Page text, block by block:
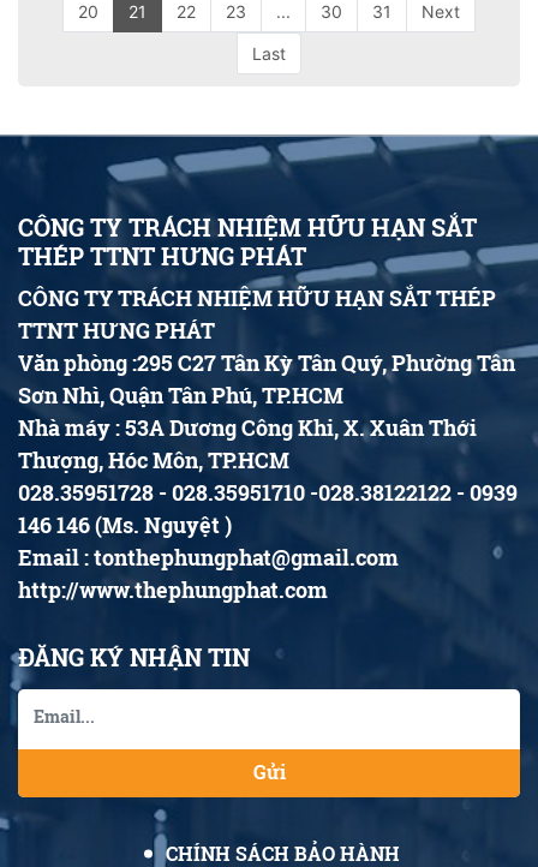
20 21 22 23 ... 30 31 Next
Last
CÔNG TY TRÁCH NHIỆM HỮU HẠN SẮT
THÉP TTNT HƯNG PHÁT
CÔNG TY TRÁCH NHIỆM HỮU HẠN SẮT THÉP
TTNT HƯNG PHÁT
Văn phòng :295 C27 Tân Kỳ Tân Quý, Phường Tân
Sơn Nhì, Quận Tân Phú, TP.HCM
Nhà máy : 53A Dương Công Khi, X. Xuân Thới
Thượng, Hóc Môn, TP.HCM
028.35951728 - 028.35951710 -028.38122122 - 0939
146 146 (Ms. Nguyệt )
Email : tonthephungphat@gmail.com
http://www.thephungphat.com
ĐĂNG KÝ NHẬN TIN
Gửi
CHÍNH SÁCH BẢO HÀNH